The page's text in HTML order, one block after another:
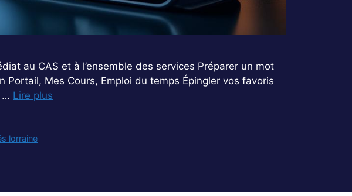
au CAS et à l’ensemble des services Préparer un mot
Portail, Mes Cours, Emploi du temps Épingler vos favoris
… Lire plus
lorraine